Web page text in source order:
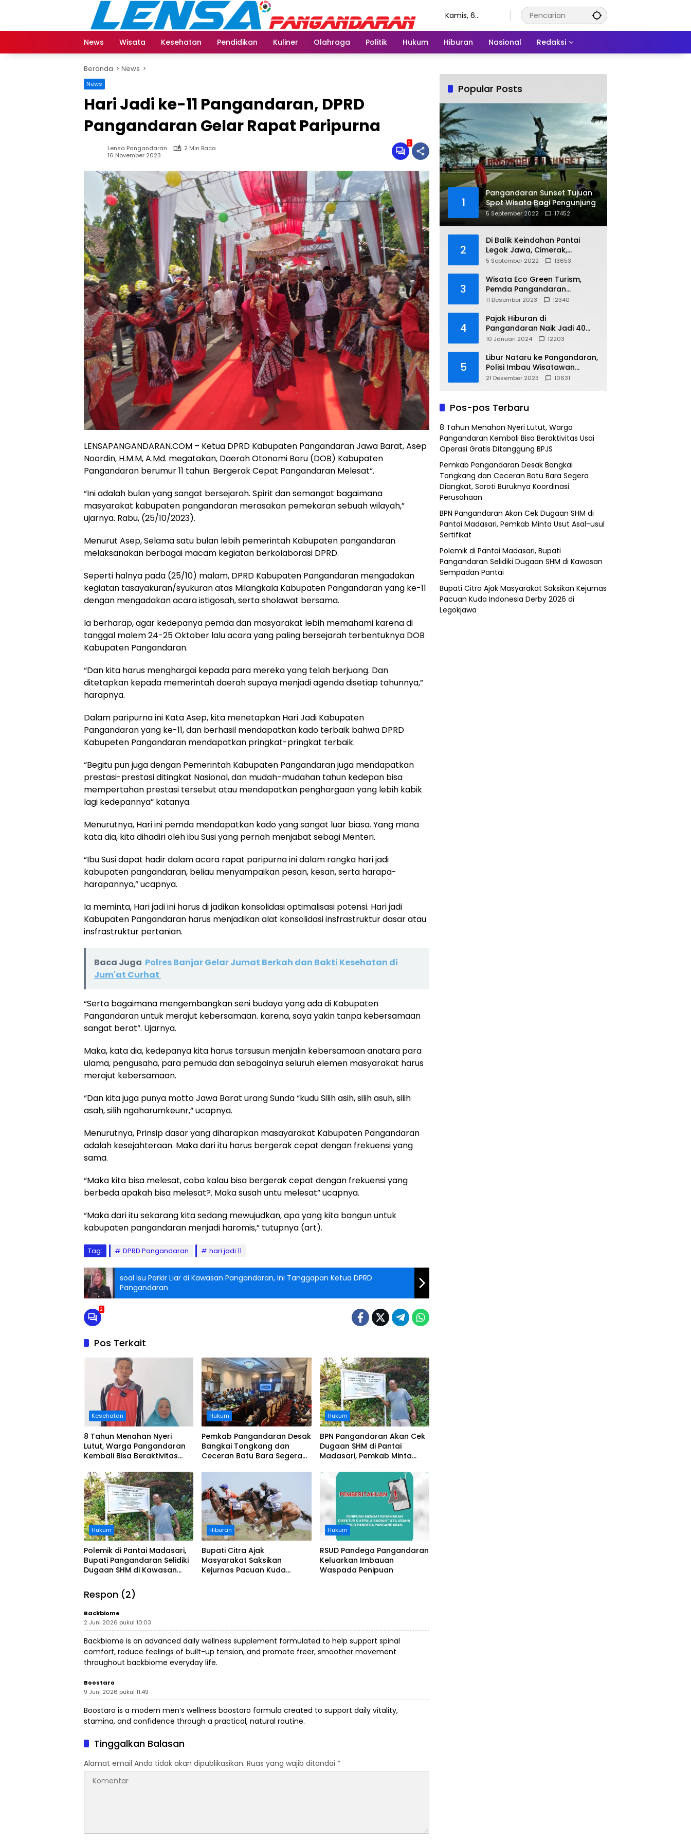
Kamis, 6
News
Wisata Kesehatan Pendidikan Kuliner Olahraga Politik Hukum Hiburan Nasional Redaksi
Beranda News
News
Hari Jadi ke-11 Pangandaran, DPRD
Pangandaran Gelar Rapat Paripurna
Lensa Pangandaran
2 Min Baca
16 November 2023
2
LENSAPANGANDARAN.COM – Ketua DPRD Kabupaten Pangandaran Jawa Barat, Asep
Noordin, H.M.M, A.Md. megatakan, Daerah Otonomi Baru (DOB) Kabupaten
Pangandaran berumur 11 tahun. Bergerak Cepat Pangandaran Melesat“.
“Ini adalah bulan yang sangat bersejarah. Spirit dan semangat bagaimana
masyarakat kabupaten pangandaran merasakan pemekaran sebuah wilayah,”
ujarnya. Rabu, (25/10/2023).
Menurut Asep, Selama satu bulan lebih pemerintah Kabupaten pangandaran
melaksanakan berbagai macam kegiatan berkolaborasi DPRD.
Seperti halnya pada (25/10) malam, DPRD Kabupaten Pangandaran mengadakan
kegiatan tasayakuran/syukuran atas Milangkala Kabupaten Pangandaran yang ke-11
dengan mengadakan acara istigosah, serta sholawat bersama.
Ia berharap, agar kedepanya pemda dan masyarakat lebih memahami karena di
tanggal malem 24-25 Oktober lalu acara yang paling bersejarah terbentuknya DOB
Kabupaten Pangandaran.
“Dan kita harus menghargai kepada para mereka yang telah berjuang. Dan
ditetapkan kepada memerintah daerah supaya menjadi agenda disetiap tahunnya,”
harapnya.
Dalam paripurna ini Kata Asep, kita menetapkan Hari Jadi Kabupaten
Pangandaran yang ke-11, dan berhasil mendapatkan kado terbaik bahwa DPRD
Kabupeten Pangandaran mendapatkan pringkat-pringkat terbaik.
“Begitu pun juga dengan Pemerintah Kabupaten Pangandaran juga mendapatkan
prestasi-prestasi ditingkat Nasional, dan mudah-mudahan tahun kedepan bisa
mempertahan prestasi tersebut atau mendapatkan penghargaan yang lebih kabik
lagi kedepannya” katanya.
Menurutnya, Hari ini pemda mendapatkan kado yang sangat luar biasa. Yang mana
kata dia, kita dihadiri oleh ibu Susi yang pernah menjabat sebagi Menteri.
“Ibu Susi dapat hadir dalam acara rapat paripurna ini dalam rangka hari jadi
kabupaten pangandaran, beliau menyampaikan pesan, kesan, serta harapa-
harapannya,” ucapnya.
Ia meminta, Hari jadi ini harus di jadikan konsolidasi optimalisasi potensi. Hari jadi
Kabupaten Pangandaran harus menjadikan alat konsolidasi insfrastruktur dasar atau
insfrastruktur pertanian.
Baca Juga Polres Banjar Gelar Jumat Berkah dan Bakti Kesehatan di
Jum'at Curhat
“Serta bagaimana mengembangkan seni budaya yang ada di Kabupaten
Pangandaran untuk merajut kebersamaan. karena, saya yakin tanpa kebersamaan
sangat berat”. Ujarnya.
Maka, kata dia, kedepanya kita harus tarsusun menjalin kebersamaan anatara para
ulama, pengusaha, para pemuda dan sebagainya seluruh elemen masyarakat harus
merajut kebersamaan.
“Dan kita juga punya motto Jawa Barat urang Sunda “kudu Silih asih, silih asuh, silih
asah, silih ngaharumkeunr,“ ucapnya.
Menurutnya, Prinsip dasar yang diharapkan masayarakat Kabupaten Pangandaran
adalah kesejahteraan. Maka dari itu harus bergerak cepat dengan frekuensi yang
sama.
“Maka kita bisa melesat, coba kalau bisa bergerak cepat dengan frekuensi yang
berbeda apakah bisa melesat?. Maka susah untu melesat” ucapnya.
“Maka dari itu sekarang kita sedang mewujudkan, apa yang kita bangun untuk
kabupaten pangandaran menjadi haromis,” tutupnya (art).
Tag: DPRD Pangandaran hari jadi 11
soal Isu Parkir Liar di Kawasan Pangandaran, Ini Tanggapan Ketua DPRD
Pangandaran
2
Pos Terkait
Kesehatan
8 Tahun Menahan Nyeri
Lutut, Warga Pangandaran
Kembali Bisa Beraktivitas
Ditanggung BPJS
Hukum
Pemkab Pangandaran Desak
Bangkai Tongkang dan
Ceceran Batu Bara Segera
Koordinasi Perusahaan
Hukum
BPN Pangandaran Akan Cek
Dugaan SHM di Pantai
Madasari, Pemkab Minta
Hukum
Polemik di Pantai Madasari,
Bupati Pangandaran Selidiki
Dugaan SHM di Kawasan
Hiburan
Bupati Citra Ajak
Masyarakat Saksikan
Kejurnas Pacuan Kuda
Hukum
RSUD Pandega Pangandaran
Keluarkan Imbauan
Waspada Penipuan
Respon (2)
Backbiome
2 Juni 2026 pukul 10:03
Backbiome is an advanced daily wellness supplement formulated to help support spinal
comfort, reduce feelings of built-up tension, and promote freer, smoother movement
throughout backbiome everyday life.
Boostaro
9 Juni 2026 pukul 11:49
Boostaro is a modern men’s wellness boostaro formula created to support daily vitality,
stamina, and confidence through a practical, natural routine.
Tinggalkan Balasan
Alamat email Anda tidak akan dipublikasikan. Ruas yang wajib ditandai *
Popular Posts
1
Pangandaran Sunset Tujuan
Spot Wisata Bagi Pengunjung
5 September 2022 17452
2
Di Balik Keindahan Pantai
Legok Jawa, Cimerak,
Pangandaran
5 September 2022 13653
3
Wisata Eco Green Turism,
Pemda Pangandaran
Gandeng PLN
11 Desember 2023 12340
4
Pajak Hiburan di
Pangandaran Naik Jadi 40
Persen
10 Januari 2024 12203
5
Libur Nataru ke Pangandaran,
Polisi Imbau Wisatawan
Gunakan Jalur Arteri
21 Desember 2023 10631
Pos-pos Terbaru
8 Tahun Menahan Nyeri Lutut, Warga
Pangandaran Kembali Bisa Beraktivitas Usai
Operasi Gratis Ditanggung BPJS
Pemkab Pangandaran Desak Bangkai
Tongkang dan Ceceran Batu Bara Segera
Diangkat, Soroti Buruknya Koordinasi
Perusahaan
BPN Pangandaran Akan Cek Dugaan SHM di
Pantai Madasari, Pemkab Minta Usut Asal-usul
Sertifikat
Polemik di Pantai Madasari, Bupati
Pangandaran Selidiki Dugaan SHM di Kawasan
Sempadan Pantai
Bupati Citra Ajak Masyarakat Saksikan Kejurnas
Pacuan Kuda Indonesia Derby 2026 di
Legokjawa